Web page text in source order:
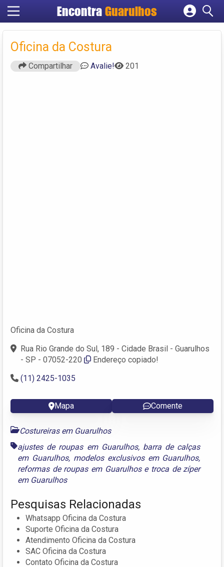
Encontra Guarulhos
Cadastrar empresa
Criar conta
Oficina da Costura
Compartilhar Avalie! 201
Oficina da Costura
Rua Rio Grande do Sul, 189 - Cidade Brasil - Guarulhos
- SP - 07052-220
Endereço copiado!
(11) 2425-1035
Mapa Comente
Costureiras em Guarulhos
ajustes de roupas em Guarulhos, barra de calças
em Guarulhos, modelos exclusivos em Guarulhos,
reformas de roupas em Guarulhose troca de zíper
em Guarulhos
Pesquisas Relacionadas
Whatsapp Oficina da Costura
Suporte Oficina da Costura
Atendimento Oficina da Costura
SAC Oficina da Costura
Contato Oficina da Costura